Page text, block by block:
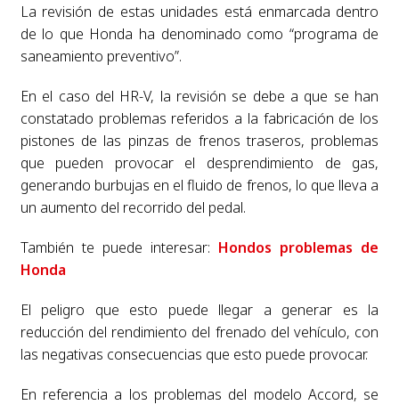
La revisión de estas unidades está enmarcada dentro
de lo que Honda ha denominado como “programa de
saneamiento preventivo”.
En el caso del HR-V, la revisión se debe a que se han
constatado problemas referidos a la fabricación de los
pistones de las pinzas de frenos traseros, problemas
que pueden provocar el desprendimiento de gas,
generando burbujas en el fluido de frenos, lo que lleva a
un aumento del recorrido del pedal.
También te puede interesar: Hondos problemas de
Honda
El peligro que esto puede llegar a generar es la
reducción del rendimiento del frenado del vehículo, con
las negativas consecuencias que esto puede provocar.
En referencia a los problemas del modelo Accord, se